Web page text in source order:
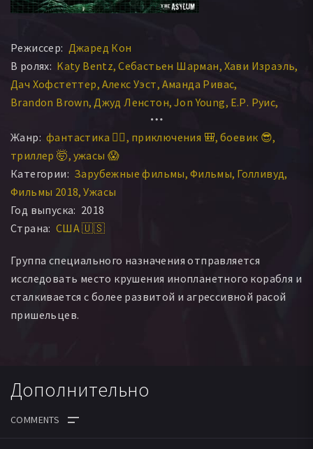
Режиссер: Джаред Кон
В ролях: Katy Bentz Себастьен Шарман Хави Израэль
Дач Хофстеттер Алекс Уэст Аманда Ривас
Brandon Brown Джуд Ленстон Jon Young Е.Р. Руис
Deja Soufka
Жанр: фантастика 🧙‍♀️ приключения 🎒 боевик 😎
триллер 🤯 ужасы 😱
Категории: Зарубежные фильмы Фильмы Голливуд
Фильмы 2018 Ужасы
Год выпуска: 2018
Страна: США 🇺🇸
Группа специального назначения отправляется
исследовать место крушения инопланетного корабля и
сталкивается с более развитой и агрессивной расой
пришельцев.
Дополнительно